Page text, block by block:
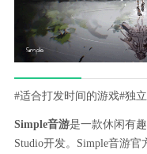
#适合打发时间的游戏#独
Simple音游是一款休闲有
Studio开发。Simple音游